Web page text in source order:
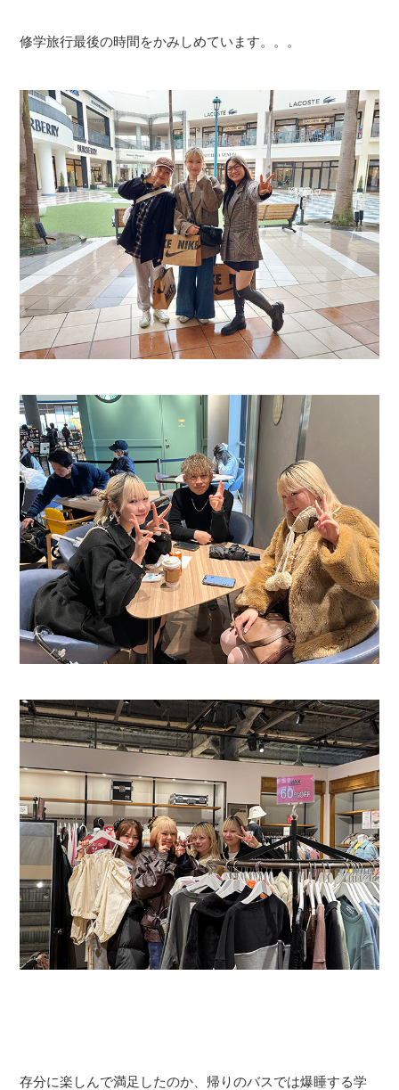
修学旅行最後の時間をかみしめています。。。
存分に楽しんで満足したのか、帰りのバスでは爆睡する学